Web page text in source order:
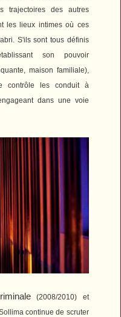
trajectoires des autres
les lieux intimes où ces
S'ils sont tous définis
son pouvoir
maison familiale),
contrôle les conduit à
dans une voie
(2008/2010) et
continue de scruter